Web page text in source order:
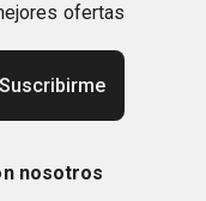
ofertas
Suscribirme
nosotros